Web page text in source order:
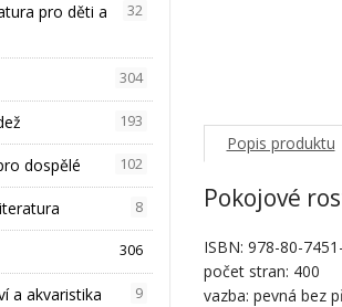
Popis produktu
Pokojové
ISBN: 978-80-
počet stran: 400
vazba: pevná bez
pro děti a
32
304
193
dospělé 102
8
306
a akvaristika 9